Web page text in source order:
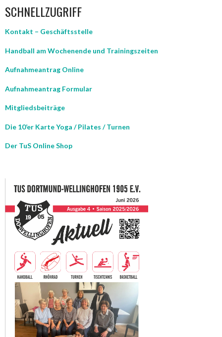
SCHNELLZUGRIFF
Kontakt – Geschäftsstelle
Handball am Wochenende und Trainingszeiten
Aufnahmeantrag Online
Aufnahmeantrag Formular
Mitgliedsbeiträge
Die 10’er Karte Yoga / Pilates / Turnen
Der TuS Online Shop